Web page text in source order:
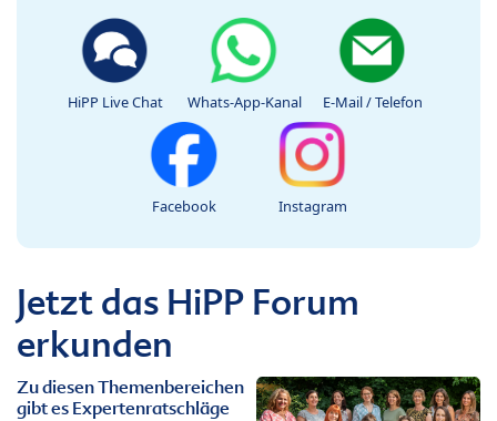
HiPP Live Chat Whats-App-Kanal E-Mail / Telefon
Facebook Instagram
Jetzt das HiPP Forum
erkunden
Zu diesen Themenbereichen
gibt es Expertenratschläge